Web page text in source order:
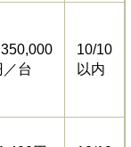
／台
10/10
以内